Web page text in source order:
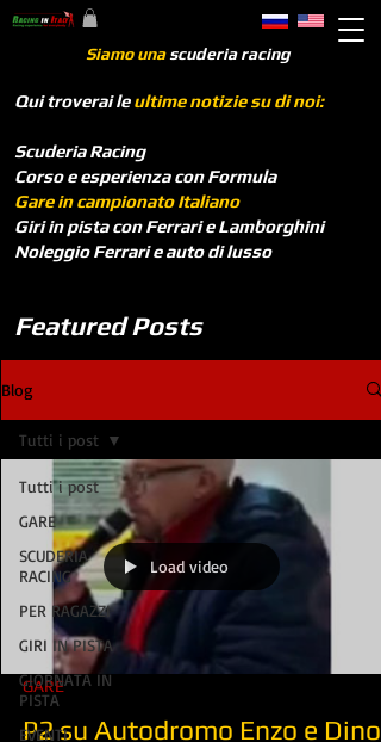
Siamo unascuderia racing
Qui troverai leultime notizie su di noi:
Scuderia Racing
Corso e esperienza con Formula
Gare in campionato Italiano
Giri in pista con Ferrari e Lamborghini
Noleggio Ferrari e auto di lusso
Featured Posts
Blog
Tutti i post
GARE
SCUDERIA
RACING
PER RAGAZZI
GIRI IN PISTA
GIORNATA IN
PISTA
EVENTI
Tutti i post
Load video
GARE
P2 su Autodromo Enzo e Dino